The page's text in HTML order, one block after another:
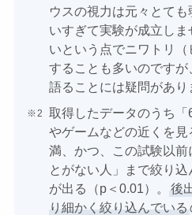
ウスの視力は元々とて
いすぎて実験が成立し
いという点でニワトリ
することも多いのです
語ることには疑問があり
取得したデータのうち
やゲームなどの近くを
満、かつ、この試験以前
とがない人」まで絞り
が出る（p＜0.01）。
後
り細かく絞り込んでいる